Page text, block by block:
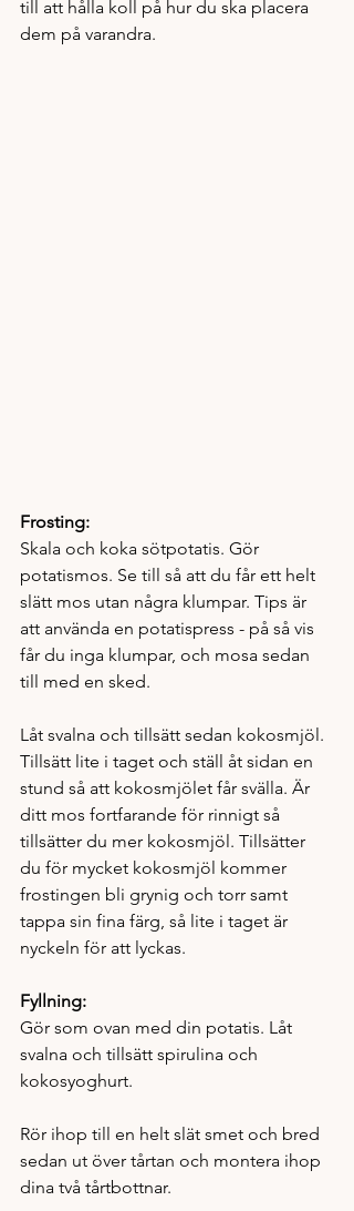
till att hålla koll på hur du ska placera
dem på varandra.
Frosting:
Skala och koka sötpotatis. Gör
potatismos. Se till så att du får ett helt
slätt mos utan några klumpar. Tips är
att använda en potatispress - på så vis
får du inga klumpar, och mosa sedan
till med en sked.
Låt svalna och tillsätt sedan kokosmjöl.
Tillsätt lite i taget och ställ åt sidan en
stund så att kokosmjölet får svälla. Är
ditt mos fortfarande för rinnigt så
tillsätter du mer kokosmjöl. Tillsätter
du för mycket kokosmjöl kommer
frostingen bli grynig och torr samt
tappa sin fina färg, så lite i taget är
nyckeln för att lyckas.
Fyllning:
Gör som ovan med din potatis. Låt
svalna och tillsätt spirulina och
kokosyoghurt.
Rör ihop till en helt slät smet och bred
sedan ut över tårtan och montera ihop
dina två tårtbottnar.